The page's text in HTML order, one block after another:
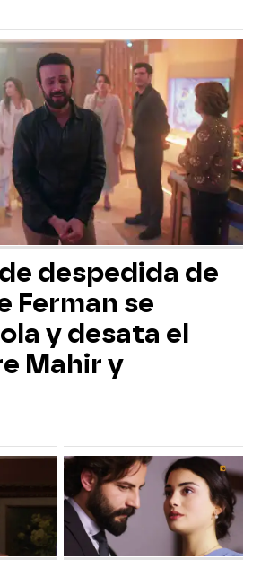
despedida de
Ferman se
y desata el
Mahir y